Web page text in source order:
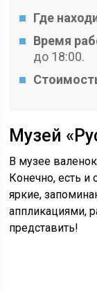
Где
Время
до 18:00.
Музей
В музее
Конечно, есть
яркие,
аппликациями,
представить!